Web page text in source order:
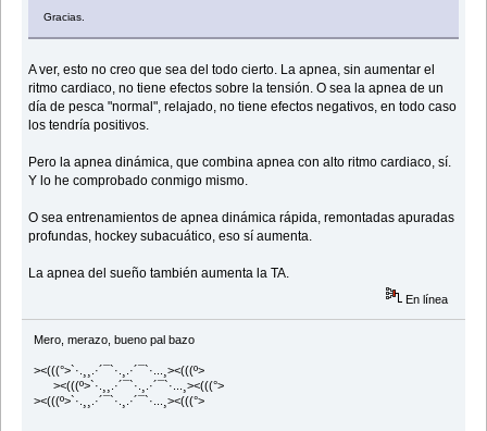
Gracias.
A ver, esto no creo que sea del todo cierto. La apnea, sin aumentar el
ritmo cardiaco, no tiene efectos sobre la tensión. O sea la apnea de un
día de pesca "normal", relajado, no tiene efectos negativos, en todo caso
los tendría positivos.
Pero la apnea dinámica, que combina apnea con alto ritmo cardiaco, sí.
Y lo he comprobado conmigo mismo.
O sea entrenamientos de apnea dinámica rápida, remontadas apuradas
profundas, hockey subacuático, eso sí aumenta.
La apnea del sueño también aumenta la TA.
En línea
Mero, merazo, bueno pal bazo
><(((°>`·.¸¸.·´¯`·.¸.·´¯`·...¸><(((º>
><(((º>`·.¸¸.·´¯`·.¸.·´¯`·...¸><(((°>
><(((º>`·.¸¸.·´¯`·.¸.·´¯`·...¸><(((°>